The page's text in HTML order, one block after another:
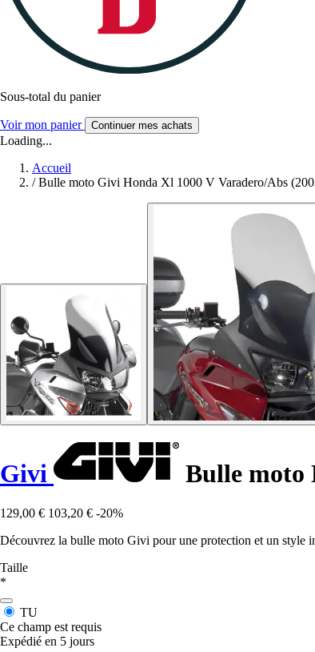
Sous-total du panier
Voir mon panier Continuer mes achats
Loading...
Accueil
/ Bulle moto Givi Honda Xl 1000 V Varadero/Abs
Givi Bulle moto
129,00 € 103,20 € -20%
Découvrez la bulle moto Givi pour une protection et un style
Taille
*
TU
Ce champ est requis
Expédié en 5 jours